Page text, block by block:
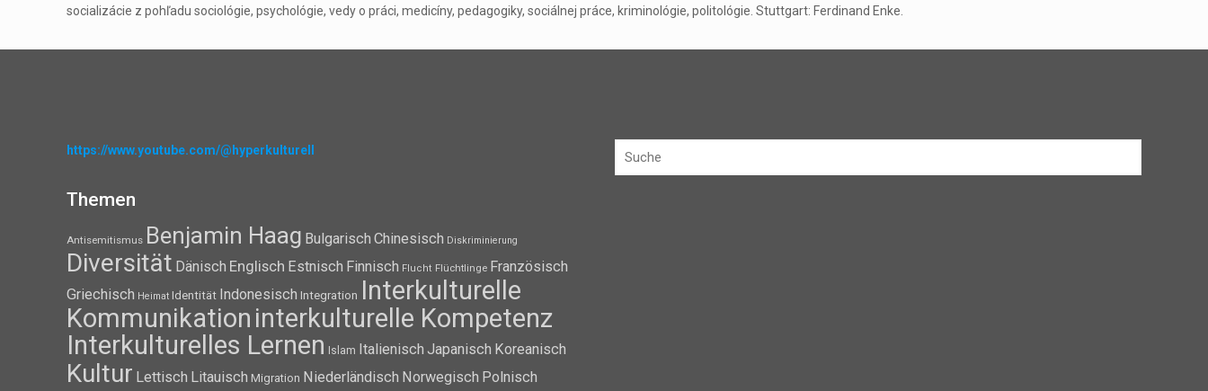
socializácie z pohľadu sociológie, psychológie, vedy o práci, medicíny, pedagogiky, sociálnej práce, kriminológie, politológie. Stuttgart: Ferdinand Enke.
https://www.youtube.com/@hyperkulturell
Themen
Antisemitismus Benjamin Haag Bulgarisch Chinesisch Diskriminierung
Diversität Dänisch Englisch Estnisch Finnisch Flucht Flüchtlinge Französisch
Griechisch Heimat Identität Indonesisch Integration Interkulturelle
Kommunikation interkulturelle Kompetenz
Interkulturelles Lernen
Islam Italienisch Japanisch Koreanisch
Kultur Lettisch Litauisch Migration Niederländisch Norwegisch Polnisch